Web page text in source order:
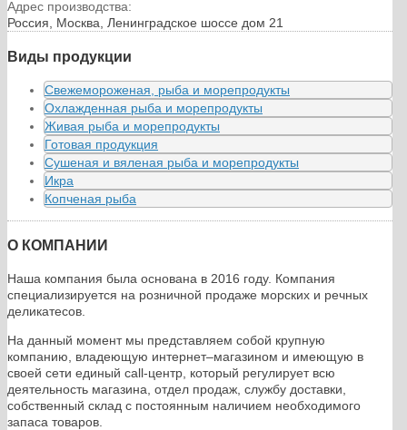
Адрес производства:
Россия, Москва, Ленинградское шоссе дом 21
Виды продукции
Свежемороженая, рыба и морепродукты
Охлажденная рыба и морепродукты
Живая рыба и морепродукты
Готовая продукция
Сушеная и вяленая рыба и морепродукты
Икра
Копченая рыба
О КОМПАНИИ
Наша компания была основана в 2016 году. Компания
специализируется на розничной продаже морских и речных
деликатесов.
На данный момент мы представляем собой крупную
компанию, владеющую интернет–магазином и имеющую в
своей сети единый call-центр, который регулирует всю
деятельность магазина, отдел продаж, службу доставки,
собственный склад c постоянным наличием необходимого
запаса товаров.